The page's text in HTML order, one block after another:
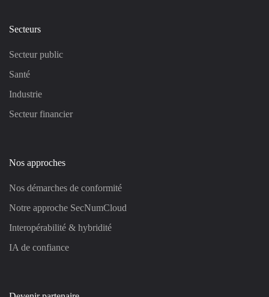
Secteurs
Secteur public
Santé
Industrie
Secteur financier
Nos approches
Nos démarches de conformité
Notre approche SecNumCloud
Interopérabilité & hybridité
IA de confiance